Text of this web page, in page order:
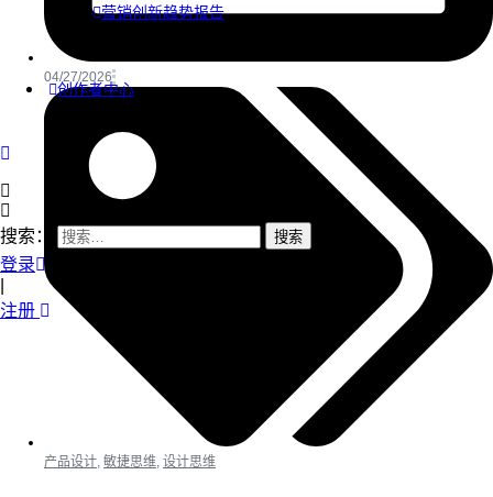
营销创新趋势报告
创作者中心
搜索：
登录
注册
04/27/2026
产品设计 敏捷思维 设计思维